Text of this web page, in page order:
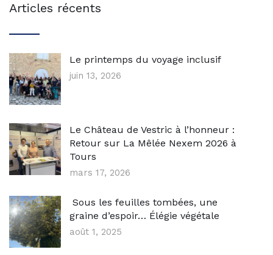
Articles récents
Le printemps du voyage inclusif
juin 13, 2026
Le Château de Vestric à l’honneur :
Retour sur La Mêlée Nexem 2026 à
Tours
mars 17, 2026
Sous les feuilles tombées, une
graine d’espoir… Élégie végétale
août 1, 2025